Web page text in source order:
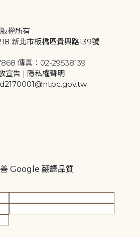
權所有
新北市板橋區貴興路139號
傳真：02-29538139
宣告 | 隱私權聲明
Google 翻譯品質